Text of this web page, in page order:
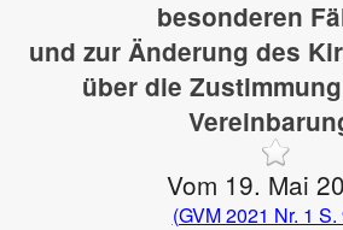
besonderen
und zur Änderung des
über die
Vom 19. Mai
(GVM 2021 Nr. 1 S.